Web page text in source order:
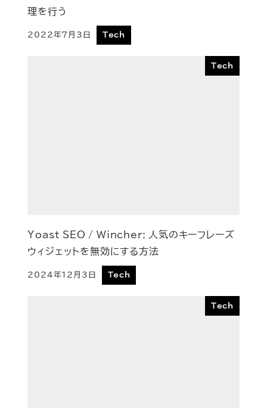
理を行う
2022年7月3日 Tech
Tech
Yoast SEO / Wincher: 人気のキーフレーズ
ウィジェットを無効にする方法
2024年12月3日 Tech
Tech